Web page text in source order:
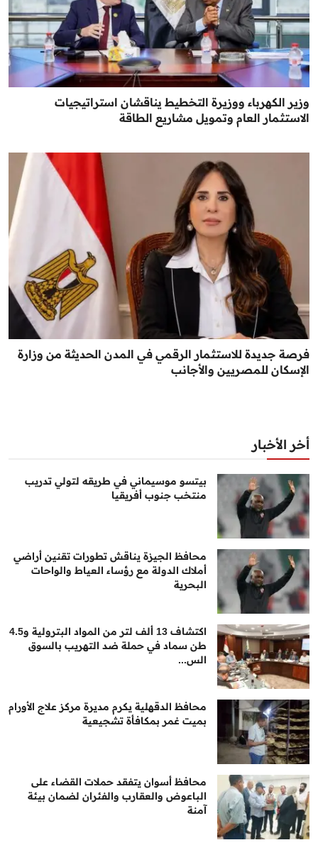
وزير الكهرباء ووزيرة التخطيط يناقشان استراتيجيات
الاستثمار العام وتمويل مشاريع الطاقة
فرصة جديدة للاستثمار الرقمي في المدن الحديثة من وزارة
الإسكان للمصريين والأجانب
أخر الأخبار
بيتسو موسيماني في طريقه لتولي تدريب
منتخب جنوب أفريقيا
محافظ الجيزة يناقش تطورات تقنين أراضي
أملاك الدولة مع رؤساء العياط والواحات
البحرية
اكتشاف 13 ألف لتر من المواد البترولية و4.5
طن سماد في حملة ضد التهريب بالسوق
الس...
محافظ الدقهلية يكرم مديرة مركز علاج الأورام
بميت غمر بمكافأة تشجيعية
محافظ أسوان يتفقد حملات القضاء على
الباعوض والعقارب والفئران لضمان بيئة
آمنة